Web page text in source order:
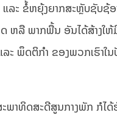
ລະ ຂໍ້ຫຍຸ້ງຍາກສະຫຼັບຊັບຊ້
ດ ຫລື ພາກພື້ນ ອັນໄດ້ສ້າງ
ະ ພຶດຕິກຳ ຂອງພວກເຮົາ
ພາທິດສະດີສູນກາງພັກ ກໍໄ